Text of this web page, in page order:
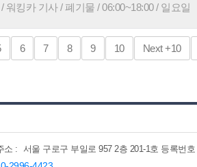
킹카 기사 / 폐기물 / 06:00~18:00 / 일요일
6 7 8 9 10 Next+10
소 :
서울 구로구 부일로 957 2층 201-1호 등록번호